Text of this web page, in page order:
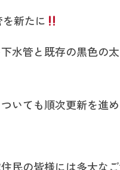
新たに
水管と既存の黒色の
いても順次更新を進め
民の皆様には多大な